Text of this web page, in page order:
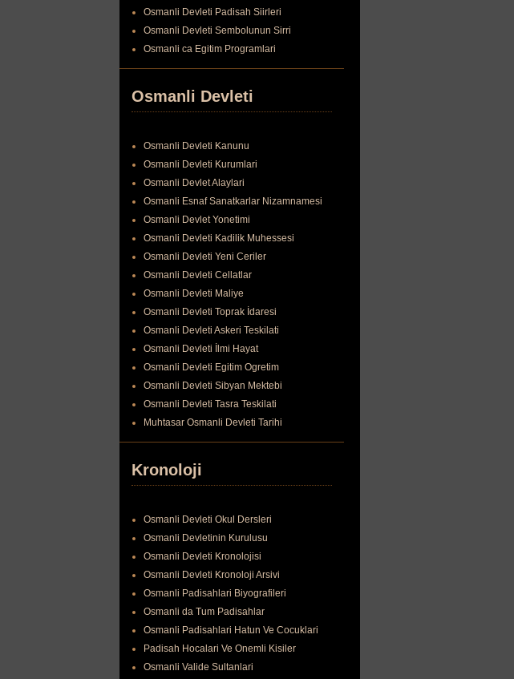
Osmanli Devleti Padisah Siirleri
Osmanli Devleti Sembolunun Sirri
Osmanli ca Egitim Programlari
Osmanli Devleti
Osmanli Devleti Kanunu
Osmanli Devleti Kurumlari
Osmanli Devlet Alaylari
Osmanli Esnaf Sanatkarlar Nizamnamesi
Osmanli Devlet Yonetimi
Osmanli Devleti Kadilik Muhessesi
Osmanli Devleti Yeni Ceriler
Osmanli Devleti Cellatlar
Osmanli Devleti Maliye
Osmanli Devleti Toprak İdaresi
Osmanli Devleti Askeri Teskilati
Osmanli Devleti İlmi Hayat
Osmanli Devleti Egitim Ogretim
Osmanli Devleti Sibyan Mektebi
Osmanli Devleti Tasra Teskilati
Muhtasar Osmanli Devleti Tarihi
Kronoloji
Osmanli Devleti Okul Dersleri
Osmanli Devletinin Kurulusu
Osmanli Devleti Kronolojisi
Osmanli Devleti Kronoloji Arsivi
Osmanli Padisahlari Biyografileri
Osmanli da Tum Padisahlar
Osmanli Padisahlari Hatun Ve Cocuklari
Padisah Hocalari Ve Onemli Kisiler
Osmanli Valide Sultanlari